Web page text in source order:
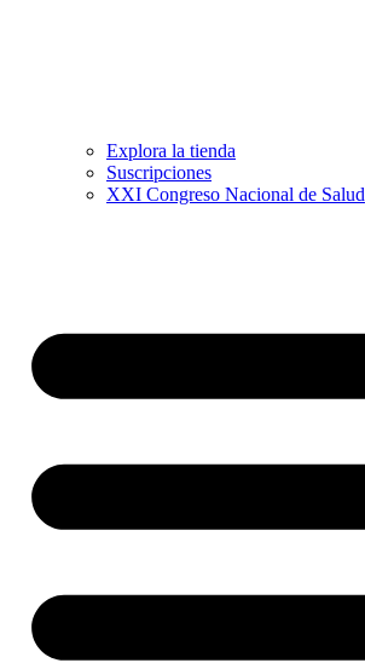
Explora la tienda
Suscripciones
XXI Congreso Nacional de Salud